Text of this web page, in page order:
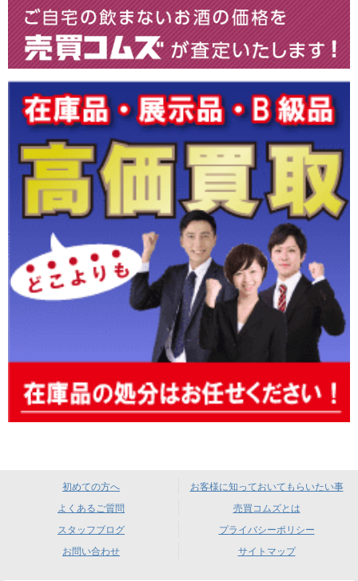
初めての方へ
お客様に知っておいてもらいたい事
よくあるご質問
売買コムズとは
スタッフブログ
プライバシーポリシー
お問い合わせ
サイトマップ